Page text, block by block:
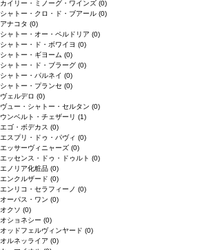
カイリー・ミノーグ・ワインズ (0)
シャトー・クロ・ド・ブアール (0)
アナコタ (0)
シャトー・オー・ペルドリア (0)
シャトー・ド・ボワイヨ (0)
シャトー・ギヨーム (0)
シャトー・ド・ブラーグ (0)
シャトー・パルネイ (0)
シャトー・プランセ (0)
ヴェルデロ (0)
ヴュー・シャトー・セルタン (0)
ウンベルト・チェザーリ (1)
エゴ・ボデカス (0)
エスプリ・ドゥ・パヴィ (0)
エッサーヴィニャーズ (0)
エッセンス・ドゥ・ドゥルト (0)
エノリア化粧品 (0)
エンクルザード (0)
エンリコ・セラフィーノ (0)
オーパス・ワン (0)
オクソ (0)
オショネシー (0)
オッドフェルヴィンヤード (0)
オルネッライア (0)